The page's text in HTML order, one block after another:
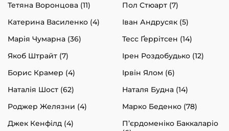
Тетяна Воронцова (11)
Пол Стюарт (7)
Катерина Василенко (4)
Іван Андрусяк (5)
Марія Чумарна (36)
Тесс Ґеррітсен (14)
Якоб Штрайт (7)
Ірен Роздобудько (12)
Борис Крамер (4)
Ірвін Ялом (6)
Наталія Шост (62)
Наталя Будна (14)
Роджер Желязни (4)
Марко Беденко (78)
Джек Кенфілд (4)
П’єрдоменіко Баккаларіо